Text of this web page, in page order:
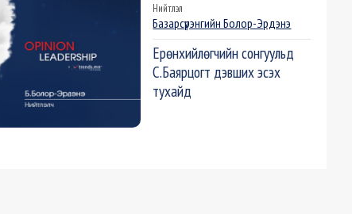
Нийтлэл
Базарсүрэнгийн Болор-Эрдэнэ
Ерөнхийлөгчийн сонгуульд
С.Баярцогт дэвших эсэх
тухайд